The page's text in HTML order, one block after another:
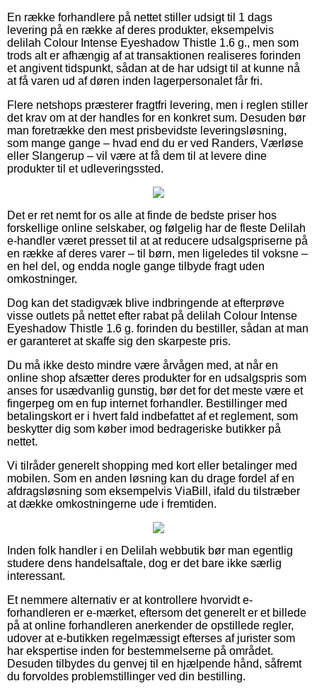
En række forhandlere på nettet stiller udsigt til 1 dags
levering på en række af deres produkter, eksempelvis
delilah Colour Intense Eyeshadow Thistle 1.6 g., men som
trods alt er afhængig af at transaktionen realiseres forinden
et angivent tidspunkt, sådan at de har udsigt til at kunne nå
at få varen ud af døren inden lagerpersonalet får fri.
Flere netshops præsterer fragtfri levering, men i reglen stiller
det krav om at der handles for en konkret sum. Desuden bør
man foretrække den mest prisbevidste leveringsløsning,
som mange gange – hvad end du er ved Randers, Værløse
eller Slangerup – vil være at få dem til at levere dine
produkter til et udleveringssted.
Det er ret nemt for os alle at finde de bedste priser hos
forskellige online selskaber, og følgelig har de fleste Delilah
e-handler været presset til at at reducere udsalgspriserne på
en række af deres varer – til børn, men ligeledes til voksne –
en hel del, og endda nogle gange tilbyde fragt uden
omkostninger.
Dog kan det stadigvæk blive indbringende at efterprøve
visse outlets på nettet efter rabat på delilah Colour Intense
Eyeshadow Thistle 1.6 g. forinden du bestiller, sådan at man
er garanteret at skaffe sig den skarpeste pris.
Du må ikke desto mindre være årvågen med, at når en
online shop afsætter deres produkter for en udsalgspris som
anses for usædvanlig gunstig, bør det for det meste være et
fingerpeg om en fup internet forhandler. Bestillinger med
betalingskort er i hvert fald indbefattet af et reglement, som
beskytter dig som køber imod bedrageriske butikker på
nettet.
Vi tilråder generelt shopping med kort eller betalinger med
mobilen. Som en anden løsning kan du drage fordel af en
afdragsløsning som eksempelvis ViaBill, ifald du tilstræber
at dække omkostningerne ude i fremtiden.
Inden folk handler i en Delilah webbutik bør man egentlig
studere dens handelsaftale, dog er det bare ikke særlig
interessant.
Et nemmere alternativ er at kontrollere hvorvidt e-
forhandleren er e-mærket, eftersom det generelt er et billede
på at online forhandleren anerkender de opstillede regler,
udover at e-butikken regelmæssigt efterses af jurister som
har ekspertise inden for bestemmelserne på området.
Desuden tilbydes du genvej til en hjælpende hånd, såfremt
du forvoldes problemstillinger ved din bestilling.